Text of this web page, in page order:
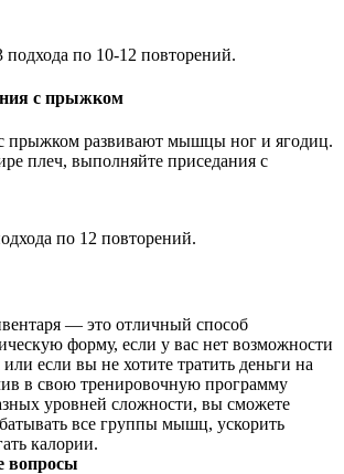
по 10-12 повторений.
с прыжком
прыжком развивают мышцы ног и ягодиц.
плеч, выполняйте приседания с
по 12 повторений.
— это отличный способ
форму, если у вас нет возможности
если вы не хотите тратить деньги на
в свою тренировочную программу
уровней сложности, вы сможете
все группы мышц, ускорить
калории.
вопросы